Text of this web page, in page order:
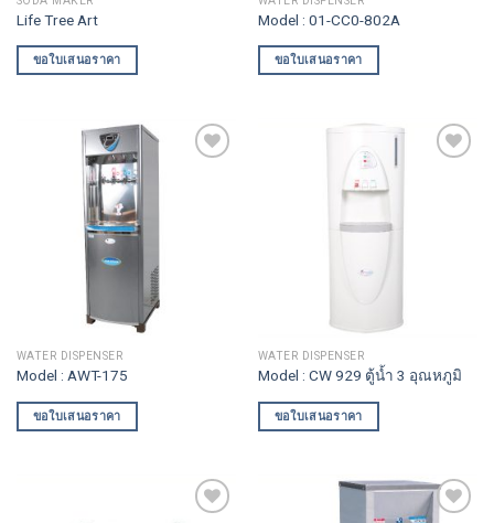
Life Tree Art
ขอใบเสนอราคา
Model : 01-CC0-802A
ขอใบเสนอราคา
WATER DISPENSER
Model : AWT-175
ขอใบเสนอราคา
WATER DISPENSER
Model : CW 929 ตู้น้ำ 3 อุณหภูมิ
ขอใบเสนอราคา